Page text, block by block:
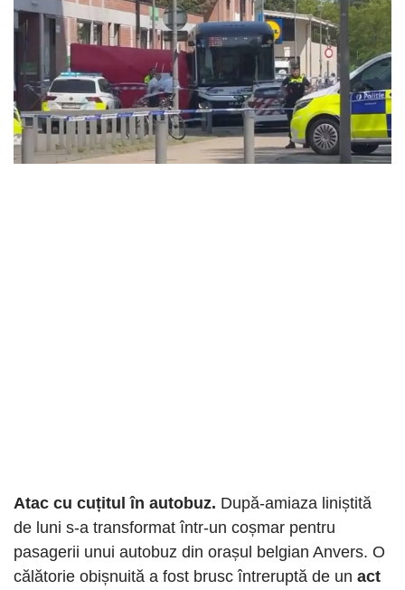
Atac cu cuțitul în autobuz. După-amiaza liniștită
de luni s-a transformat într-un coșmar pentru
pasagerii unui autobuz din orașul belgian Anvers. O
călătorie obișnuită a fost brusc întreruptă de un act